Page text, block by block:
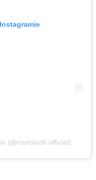
(@nanolash.official)